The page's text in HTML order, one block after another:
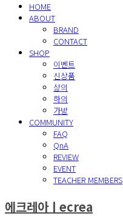
HOME
ABOUT
BRAND
CONTACT
SHOP
이벤트
신상품
상의
하의
가방
COMMUNITY
FAQ
QnA
REVIEW
EVENT
TEACHER MEMBERS
에크레아ㅣecrea